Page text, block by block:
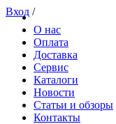
О нас
Оплата
Доставка
Сервис
Каталоги
Новости
Статьи и обзоры
Контакты
Вход /